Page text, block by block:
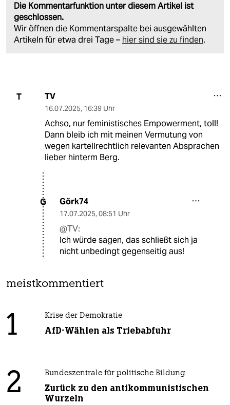
Die Kommentarfunktion unter diesem Artikel ist
geschlossen.
Wir öffnen die Kommentarspalte bei ausgewählten
Artikeln für etwa drei Tage – hier sind sie zu finden.
T TV
16.07.2025, 16:39 Uhr
Achso, nur feministisches Empowerment, toll!
Dann bleib ich mit meinen Vermutung von
wegen kartellrechtlich relevanten Absprachen
lieber hinterm Berg.
G Görk74
17.07.2025, 08:51 Uhr
@TV:
Ich würde sagen, das schließt sich ja
nicht unbedingt gegenseitig aus!
meistkommentiert
1 Krise der Demokratie
AfD-Wählen als Triebabfuhr
2 Bundeszentrale für politische Bildung
Zurück zu den antikommunistischen
Wurzeln